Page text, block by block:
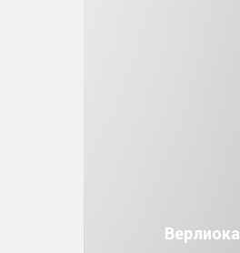
Верлиока